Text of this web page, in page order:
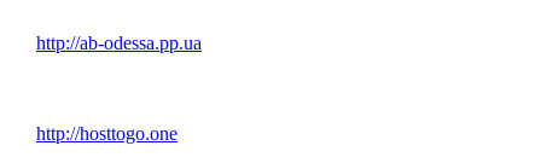
http://ab-odessa.pp.ua
http://hosttogo.one